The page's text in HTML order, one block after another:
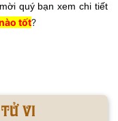
quý bạn xem chi tiết
tốt?
vi